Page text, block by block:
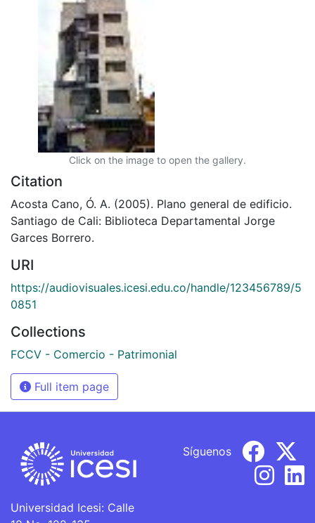
Click on the image to open the gallery.
Citation
Acosta Cano, Ó. A. (2005). Plano general de edificio.
Santiago de Cali: Biblioteca Departamental Jorge
Garces Borrero.
URI
https://audiovisuales.icesi.edu.co/handle/123456789/5
0851
Collections
FCCV - Comercio - Patrimonial
Full item page
Universidad Icesi: Calle
Síguenos